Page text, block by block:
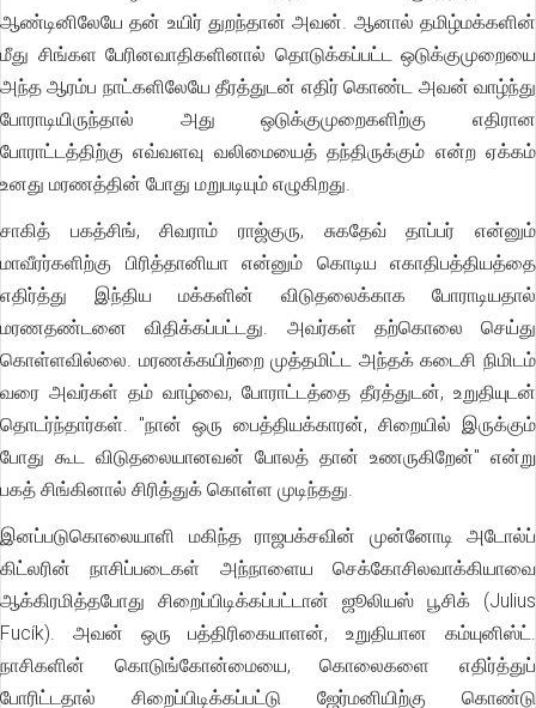
ஆண்டினிலேயே தன் உயிர் துறந்தான் அவன். ஆனால் தமிழ்மக்களின்
மீது சிங்கள பேரினவாதிகளினால் தொடுக்கப்பட்ட ஒடுக்குமுறையை
அந்த ஆரம்ப நாட்களிலேயே தீரத்துடன் எதிர் கொண்ட அவன் வாழ்ந்து
போராடியிருந்தால் அது ஒடுக்குமுறைகளிற்கு எதிரான
போராட்டத்திற்கு எவ்வளவு வலிமையைத் தந்திருக்கும் என்ற ஏக்கம்
உனது மரணத்தின் போது மறுபடியும் எழுகிறது.
சாகித் பகத்சிங், சிவராம் ராஜ்குரு, சுகதேவ் தாப்பர் என்னும்
மாவீரர்களிற்கு பிரித்தானியா என்னும் கொடிய எகாதிபத்தியத்தை
எதிர்த்து இந்திய மக்களின் விடுதலைக்காக போராடியதால்
மரணதண்டனை விதிக்கப்பட்டது. அவர்கள் தற்கொலை செய்து
கொள்ளவில்லை. மரணக்கயிற்றை முத்தமிட்ட அந்தக் கடைசி நிமிடம்
வரை அவர்கள் தம் வாழ்வை, போராட்டத்தை தீரத்துடன், உறுதியுடன்
தொடர்ந்தார்கள். "நான் ஒரு பைத்தியக்காரன், சிறையில் இருக்கும்
போது கூட விடுதலையானவன் போலத் தான் உணருகிறேன்" என்று
பகத் சிங்கினால் சிரித்துக் கொள்ள முடிந்தது.
இனப்படுகொலையாளி மகிந்த ராஜபக்சவின் முன்னோடி அடோல்ப்
கிட்லரின் நாசிப்படைகள் அந்நாளைய செக்கோசிலவாக்கியாவை
ஆக்கிரமித்தபோது சிறைப்பிடிக்கப்பட்டான் ஜூலியஸ் பூசிக் (Julius
Fucík). அவன் ஒரு பத்திரிகையாளன், உறுதியான கம்யுனிஸ்ட்.
நாசிகளின் கொடுங்கோன்மையை, கொலைகளை எதிர்த்துப்
போரிட்டதால் சிறைப்பிடிக்கப்பட்டு ஜேர்மனியிற்கு கொண்டு